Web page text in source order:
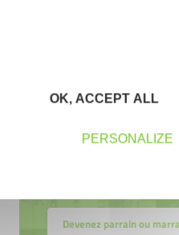
Parrainage
Devenez parrain ou
OK, ACCEPT ALL
PERSONALIZE